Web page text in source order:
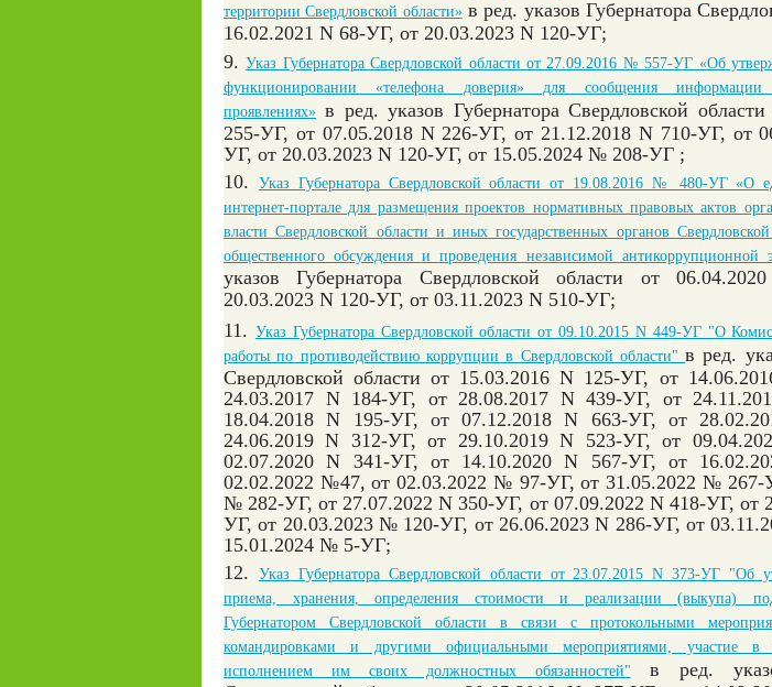
территории Свердловской области»в ред. указов Губернатора
16.02.2021 N 68-УГ, от 20.03.2023 N 120-УГ;
9.Указ Губернатора Свердловской области от 27.09.2016 № 557-УГ «Об
функционировании «телефона доверия» для сообщения
проявлениях» в ред. указов Губернатора Свердловской
255-УГ, от 07.05.2018 N 226-УГ, от 21.12.2018 N 710-УГ, от
УГ, от 20.03.2023 N 120-УГ, от 15.05.2024 № 208-УГ ;
10.
Указ Губернатора Свердловской области от 19.08.2016 № 480-УГ «О
интернет-портале для размещения проектов нормативных правовых актов
власти Свердловской области и иных государственных органов
общественного обсуждения и проведения независимой антикоррупционной
указов Губернатора Свердловской области от
20.03.2023 N 120-УГ, от 03.11.2023 N 510-УГ;
11. Указ Губернатора Свердловской области от 09.10.2015 N 449-УГ "О
работы по противодействию коррупции в Свердловской области"в ред.
Свердловской области от 15.03.2016 N 125-УГ, от
24.03.2017 N 184-УГ, от 28.08.2017 N 439-УГ, от
18.04.2018 N 195-УГ, от 07.12.2018 N 663-УГ, от
24.06.2019 N 312-УГ, от 29.10.2019 N 523-УГ, от
02.07.2020 N 341-УГ, от 14.10.2020 N 567-УГ, от
02.02.2022 №47, от 02.03.2022 № 97-УГ, от 31.05.2022 № 267-
№ 282-УГ, от 27.07.2022 N 350-УГ, от 07.09.2022 N 418-УГ, от
УГ, от 20.03.2023 № 120-УГ, от 26.06.2023 N 286-УГ, от
15.01.2024 № 5-УГ;
12.
Указ Губернатора Свердловской области от 23.07.2015 N 373-УГ "Об
приема, хранения, определения стоимости и реализации (выкупа)
Губернатором Свердловской области в связи с протокольными
командировками и другими официальными мероприятиями, участие в
исполнением им своих должностных обязанностей"
в ред.